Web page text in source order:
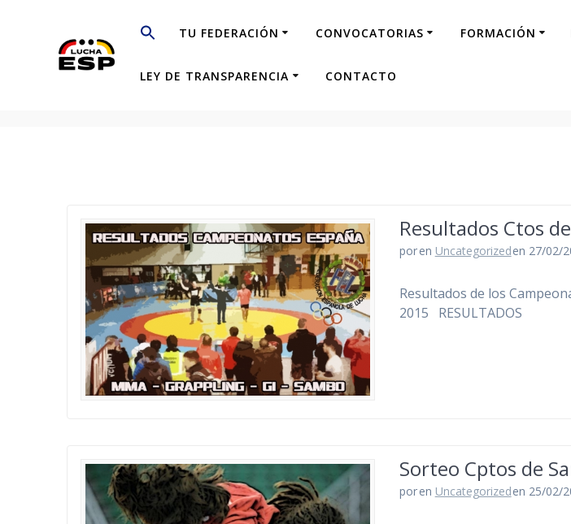
contenido
TU FEDERACIÓN CONVOCATORIAS FORMACIÓN
LEY DE TRANSPARENCIA CONTACTO
Resultados Ctos
poren Uncategorizeden 27/02/
Resultados de los
2015 RESULTADOS
Sorteo Cptos de
poren Uncategorizeden 25/02/